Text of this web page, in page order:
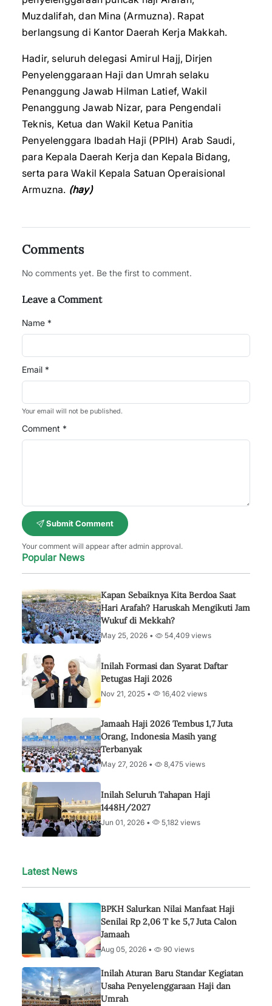
Muzdalifah, dan Mina (Armuzna). Rapat
berlangsung di Kantor Daerah Kerja Makkah.
Hadir, seluruh delegasi Amirul Hajj, Dirjen
Penyelenggaraan Haji dan Umrah selaku
Penanggung Jawab Hilman Latief, Wakil
Penanggung Jawab Nizar, para Pengendali
Teknis, Ketua dan Wakil Ketua Panitia
Penyelenggara Ibadah Haji (PPIH) Arab Saudi,
para Kepala Daerah Kerja dan Kepala Bidang,
serta para Wakil Kepala Satuan Operaisional
Armuzna. (hay)
Comments
No comments yet. Be the first to comment.
Leave a Comment
Name *
Email *
Your email will not be published.
Comment *
Submit Comment
Your comment will appear after admin approval.
Popular News
Kapan Sebaiknya Kita Berdoa Saat
Hari Arafah? Haruskah Mengikuti Jam
Wukuf di Mekkah?
May 25, 2026 • 54,409 views
Inilah Formasi dan Syarat Daftar
Petugas Haji 2026
Nov 21, 2025 • 16,402 views
Jamaah Haji 2026 Tembus 1,7 Juta
Orang, Indonesia Masih yang
Terbanyak
May 27, 2026 • 8,475 views
Inilah Seluruh Tahapan Haji
1448H/2027
Jun 01, 2026 • 5,182 views
Latest News
BPKH Salurkan Nilai Manfaat Haji
Senilai Rp 2,06 T ke 5,7 Juta Calon
Jamaah
Aug 05, 2026 • 90 views
Inilah Aturan Baru Standar Kegiatan
Usaha Penyelenggaraan Haji dan
Umrah